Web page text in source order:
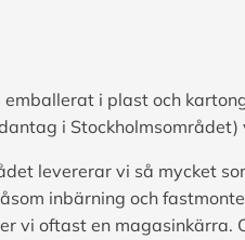
emballerat i plast och
i
levererar vi så mycket
inbärning och
vi oftast en